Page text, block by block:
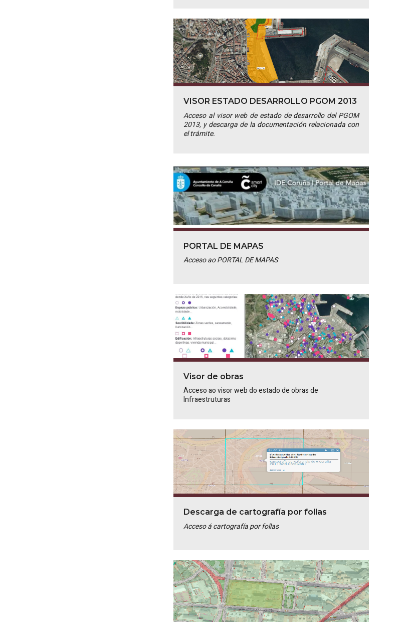
VISOR ESTADO DESARROLLO PGOM 2013
Acceso al visor web de estado de desarrollo del PGOM
2013, y descarga de la documentación relacionada con
el trámite.
PORTAL DE MAPAS
Acceso ao PORTAL DE MAPAS
Visor de obras
Acceso ao visor web do estado de obras de
Infraestruturas
Descarga de cartografía por follas
Acceso á cartografía por follas